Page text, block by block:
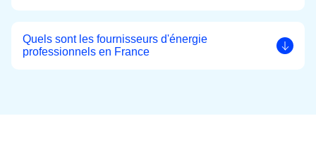
Quels sont les fournisseurs d'énergie
professionnels en France